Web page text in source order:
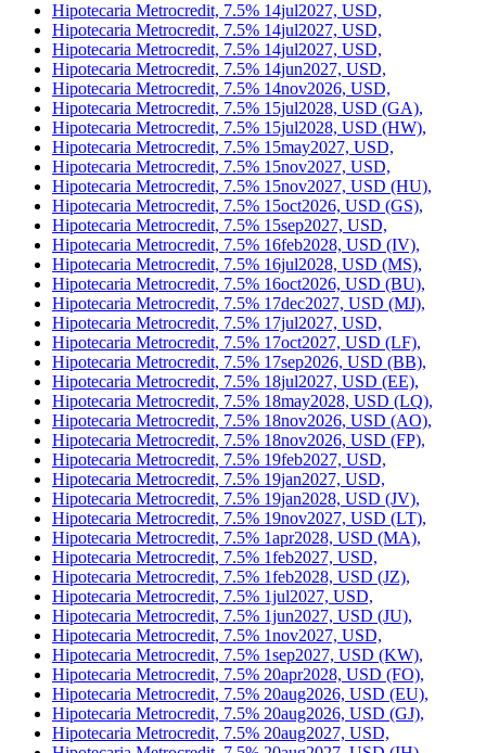
Hipotecaria Metrocredit, 7.5% 14apr2027, USD (GR),
Hipotecaria Metrocredit, 7.5% 14aug2026, USD (AE),
Hipotecaria Metrocredit, 7.5% 14jan2027, USD,
Hipotecaria Metrocredit, 7.5% 14jul2027, USD,
Hipotecaria Metrocredit, 7.5% 14jul2027, USD,
Hipotecaria Metrocredit, 7.5% 14jul2027, USD,
Hipotecaria Metrocredit, 7.5% 14jul2027, USD,
Hipotecaria Metrocredit, 7.5% 14jun2027, USD,
Hipotecaria Metrocredit, 7.5% 14nov2026, USD,
Hipotecaria Metrocredit, 7.5% 15jul2028, USD (GA),
Hipotecaria Metrocredit, 7.5% 15jul2028, USD (HW),
Hipotecaria Metrocredit, 7.5% 15may2027, USD,
Hipotecaria Metrocredit, 7.5% 15nov2027, USD,
Hipotecaria Metrocredit, 7.5% 15nov2027, USD (HU),
Hipotecaria Metrocredit, 7.5% 15oct2026, USD (GS),
Hipotecaria Metrocredit, 7.5% 15sep2027, USD,
Hipotecaria Metrocredit, 7.5% 16feb2028, USD (IV),
Hipotecaria Metrocredit, 7.5% 16jul2028, USD (MS),
Hipotecaria Metrocredit, 7.5% 16oct2026, USD (BU),
Hipotecaria Metrocredit, 7.5% 17dec2027, USD (MJ),
Hipotecaria Metrocredit, 7.5% 17jul2027, USD,
Hipotecaria Metrocredit, 7.5% 17oct2027, USD (LF),
Hipotecaria Metrocredit, 7.5% 17sep2026, USD (BB),
Hipotecaria Metrocredit, 7.5% 18jul2027, USD (EE),
Hipotecaria Metrocredit, 7.5% 18may2028, USD (LQ),
Hipotecaria Metrocredit, 7.5% 18nov2026, USD (AO),
Hipotecaria Metrocredit, 7.5% 18nov2026, USD (FP),
Hipotecaria Metrocredit, 7.5% 19feb2027, USD,
Hipotecaria Metrocredit, 7.5% 19jan2027, USD,
Hipotecaria Metrocredit, 7.5% 19jan2028, USD (JV),
Hipotecaria Metrocredit, 7.5% 19nov2027, USD (LT),
Hipotecaria Metrocredit, 7.5% 1apr2028, USD (MA),
Hipotecaria Metrocredit, 7.5% 1feb2027, USD,
Hipotecaria Metrocredit, 7.5% 1feb2028, USD (JZ),
Hipotecaria Metrocredit, 7.5% 1jul2027, USD,
Hipotecaria Metrocredit, 7.5% 1jun2027, USD (JU),
Hipotecaria Metrocredit, 7.5% 1nov2027, USD,
Hipotecaria Metrocredit, 7.5% 1sep2027, USD (KW),
Hipotecaria Metrocredit, 7.5% 20apr2028, USD (FO),